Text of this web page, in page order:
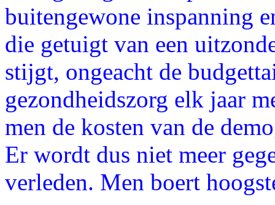
buitengewone inspanning
die getuigt van een
stijgt, ongeacht de
gezondheidszorg elk jaar
men de kosten van de
Er wordt dus niet meer
verleden. Men boert